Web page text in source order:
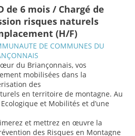
de 6 mois / Chargé de
risques naturels
(H/F)
DE COMMUNES DU
du Briançonnais, vos
mobilisées dans la
des
en territoire de montagne. Au
et Mobilités et d’une
et mettrez en œuvre la
des Risques en Montagne